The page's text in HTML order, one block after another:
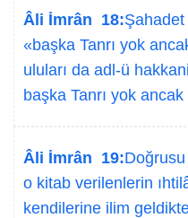
Âli İmrân 18:
«başka Tanrı yok
uluları da adl-ü
başka Tanrı yok
Âli İmrân 19:Doğrusu
o kitab verilenlerin
kendilerine ilim